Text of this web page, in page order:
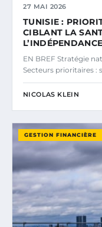
27 MAI 2026
TUNISIE :
CIBLANT LA
EN BREF Stratégie
Secteurs prioritaires :
NICOLAS KLEIN
GESTION FINANCIÈRE